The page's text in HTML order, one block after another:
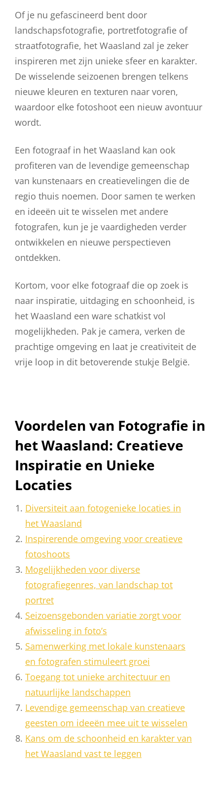
Of je nu gefascineerd bent door
landschapsfotografie, portretfotografie of
straatfotografie, het Waasland zal je zeker
inspireren met zijn unieke sfeer en karakter.
De wisselende seizoenen brengen telkens
nieuwe kleuren en texturen naar voren,
waardoor elke fotoshoot een nieuw avontuur
wordt.
Een fotograaf in het Waasland kan ook
profiteren van de levendige gemeenschap
van kunstenaars en creatievelingen die de
regio thuis noemen. Door samen te werken
en ideeën uit te wisselen met andere
fotografen, kun je je vaardigheden verder
ontwikkelen en nieuwe perspectieven
ontdekken.
Kortom, voor elke fotograaf die op zoek is
naar inspiratie, uitdaging en schoonheid, is
het Waasland een ware schatkist vol
mogelijkheden. Pak je camera, verken de
prachtige omgeving en laat je creativiteit de
vrije loop in dit betoverende stukje België.
Voordelen van Fotografie in
het Waasland: Creatieve
Inspiratie en Unieke
Locaties
Diversiteit aan fotogenieke locaties in
het Waasland
Inspirerende omgeving voor creatieve
fotoshoots
Mogelijkheden voor diverse
fotografiegenres, van landschap tot
portret
Seizoensgebonden variatie zorgt voor
afwisseling in foto’s
Samenwerking met lokale kunstenaars
en fotografen stimuleert groei
Toegang tot unieke architectuur en
natuurlijke landschappen
Levendige gemeenschap van creatieve
geesten om ideeën mee uit te wisselen
Kans om de schoonheid en karakter van
het Waasland vast te leggen